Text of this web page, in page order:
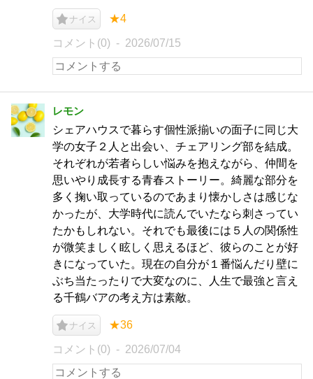
ナイス ★4
コメント(0) 2026/07/15
レモン
シェアハウスで暮らす個性派揃いの面子に同じ大
学の女子２人と出会い、チェアリング部を結成。
それぞれが若者らしい悩みを抱えながら、仲間を
思いやり成長する青春ストーリー。綺麗な部分を
多く掬い取っているのであまり懐かしさは感じな
かったが、大学時代に読んでいたなら刺さってい
たかもしれない。それでも最後には５人の関係性
が微笑ましく眩しく思えるほど、彼らのことが好
きになっていた。現在の自分が１番悩んだり壁に
ぶち当たったりで大変なのに、人生で最強と言え
る千鶴バアの考え方は素敵。
ナイス ★36
コメント(0) 2026/07/04